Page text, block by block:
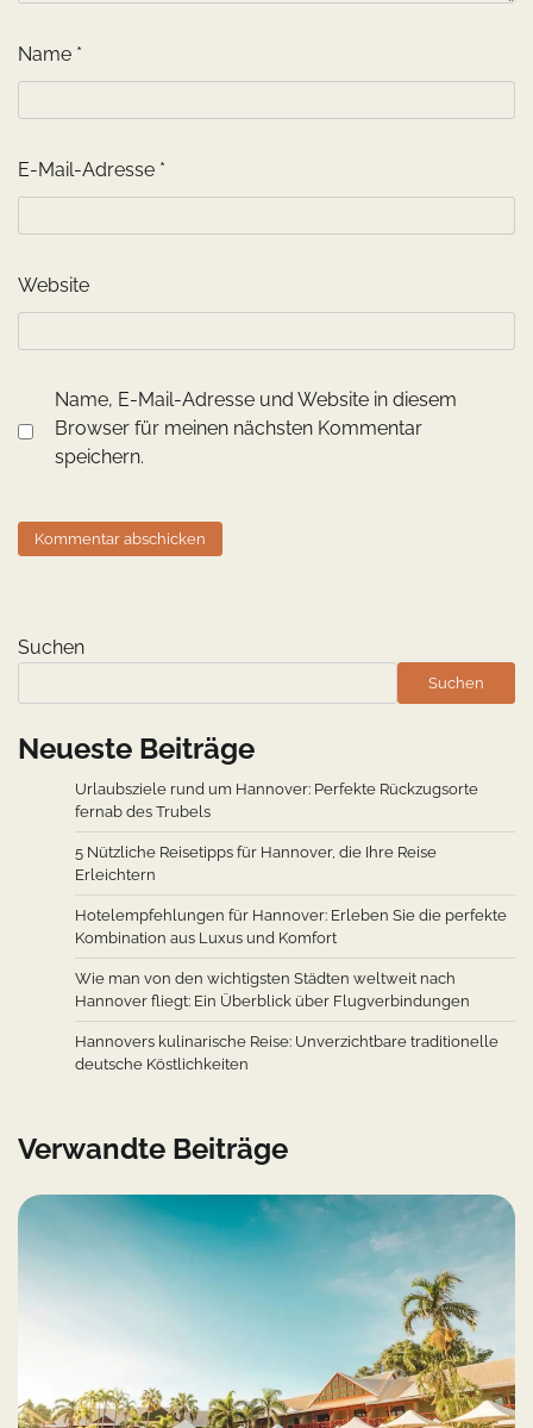
Name *
E-Mail-Adresse *
Website
Name, E-Mail-Adresse und Website in diesem
Browser für meinen nächsten Kommentar
speichern.
Suchen
Suchen
Neueste Beiträge
Urlaubsziele rund um Hannover: Perfekte Rückzugsorte
fernab des Trubels
5 Nützliche Reisetipps für Hannover, die Ihre Reise
Erleichtern
Hotelempfehlungen für Hannover: Erleben Sie die perfekte
Kombination aus Luxus und Komfort
Wie man von den wichtigsten Städten weltweit nach
Hannover fliegt: Ein Überblick über Flugverbindungen
Hannovers kulinarische Reise: Unverzichtbare traditionelle
deutsche Köstlichkeiten
Verwandte Beiträge